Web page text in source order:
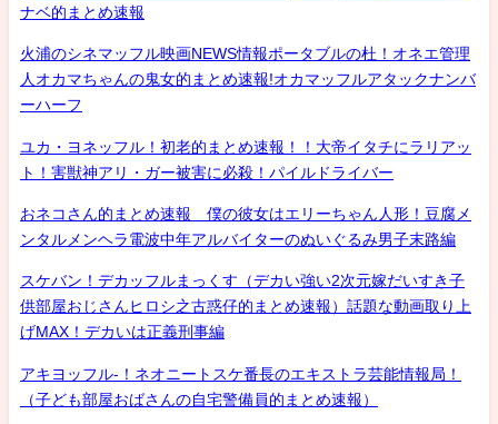
ナベ的まとめ速報
火浦のシネマッフル映画NEWS情報ポータブルの杜！オネエ管理
人オカマちゃんの鬼女的まとめ速報!オカマッフルアタックナンバ
ーハーフ
ユカ・ヨネッフル！初老的まとめ速報！！大帝イタチにラリアッ
ト！害獣神アリ・ガー被害に必殺！パイルドライバー
おネコさん的まとめ速報 僕の彼女はエリーちゃん人形！豆腐メ
ンタルメンヘラ電波中年アルバイターのぬいぐるみ男子末路編
スケバン！デカッフルまっくす（デカい強い2次元嫁だいすき子
供部屋おじさんヒロシ之古惑仔的まとめ速報）話題な動画取り上
げMAX！デカいは正義刑事編
アキヨッフル-！ネオニートスケ番長のエキストラ芸能情報局！
（子ども部屋おばさんの自宅警備員的まとめ速報）